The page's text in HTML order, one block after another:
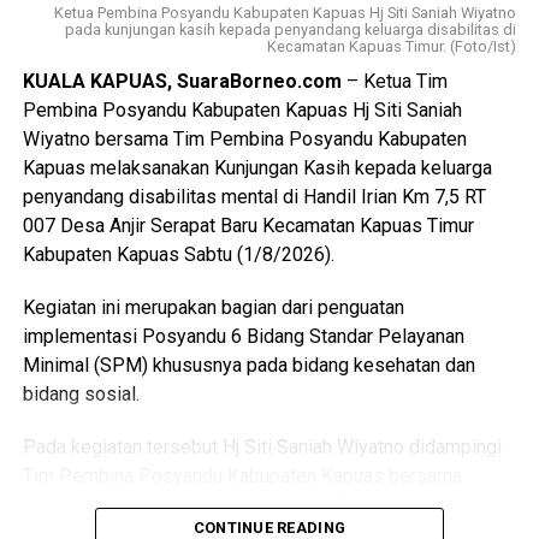
bernegara.
$Paskibraka merupakan wadah pembentukan karakter
generasi muda yang berlandaskan nilai-nilai Pancasila
cinta tanah air disiplin tanggung jawab kepemimpinan, dan
semangat gotong royong,” ujarnya.
Kepala Badan Kesbangpol Kabupaten Kapuas Yunabut
menyampaikan kegiatan tersebut merupakan tindak lanjut
Keputusan Kepala Badan Pembinaan Ideologi Pancasila
(BPIP) Nomor 50 Tahun 2024 tentang Tata Cara
Pengangkatan Pertama Kali Pelaksana Duta Pancasila
Paskibraka Indonesia Tingkat Provinsi dan
Kabupaten/Kota.
“Kegiatan ini juga mengacu pada Peraturan BPIP Nomor 3
calon Paskibraka terpilih wajib mengikuti pemusatan
Ketua Pembina Posyandu Kabupaten Kapuas Hj Siti Saniah Wiyatno
pada kunjungan kasih kepada penyandang keluarga disabilitas di
Kecamatan Kapuas Timur. (Foto/Ist)
KUALA KAPUAS, SuaraBorneo.com – Ketua Tim
Pembina Posyandu Kabupaten Kapuas Hj Siti Saniah
Wiyatno bersama Tim Pembina Posyandu Kabupaten
Kapuas melaksanakan Kunjungan Kasih kepada keluarga
penyandang disabilitas mental di Handil Irian Km 7,5 RT
007 Desa Anjir Serapat Baru Kecamatan Kapuas Timur
Kabupaten Kapuas Sabtu (1/8/2026).
Kegiatan ini merupakan bagian dari penguatan
implementasi Posyandu 6 Bidang Standar Pelayanan
Minimal (SPM) khususnya pada bidang kesehatan dan
bidang sosial.
Pada kegiatan tersebut Hj Siti Saniah Wiyatno didampingi
perangkat daerah terkait di antaranya Dinas Pemberdayaan
Masyarakat dan Desa (DPMD) Dinas Kesehatan Dinas
CONTINUE READING